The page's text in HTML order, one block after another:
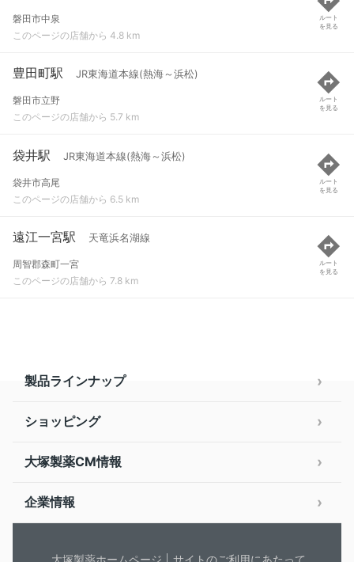
磐田市中泉
このページの店舗から 4.8 km
ルート
を見る
豊田町駅 JR東海道本線(熱海～浜松)
磐田市立野
このページの店舗から 5.7 km
ルート
を見る
袋井駅 JR東海道本線(熱海～浜松)
袋井市高尾
このページの店舗から 6.5 km
ルート
を見る
遠江一宮駅 天竜浜名湖線
周智郡森町一宮
このページの店舗から 7.8 km
ルート
を見る
製品ラインナップ
ショッピング
大塚製薬CM情報
企業情報